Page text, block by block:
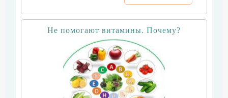
Не помогают витамины. Почему?